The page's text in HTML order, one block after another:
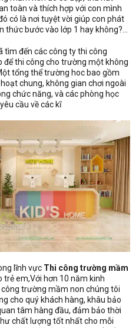
toàn và thích hợp với con mình
có là nơi tuyệt vời giúp con phát
thức bước vào lớp 1 hay không?…
tìm đến các công ty thi công
thi công cho trường một không
tổng thể trường hoc bao gồm
chung, không gian chơi ngoài
chức năng, và các phòng học
cầu về các kĩ
lĩnh vực Thi công trường mầm
trẻ em,Với hơn 10 năm kinh
trường mầm non chúng tôi
cho quý khách hàng, khâu bảo
tâm hàng đầu, đảm bảo thời
chất lượng tốt nhất cho mỗi